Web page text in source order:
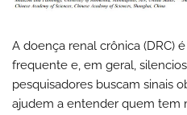
A doença renal crônica (DRC)
frequente e, em geral,
pesquisadores buscam sinais
ajudem a entender quem tem